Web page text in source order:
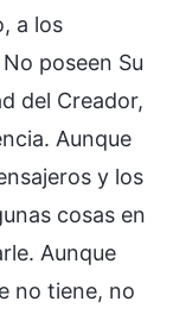
a los
poseen Su
del Creador,
Aunque
y los
cosas en
Aunque
no tiene, no